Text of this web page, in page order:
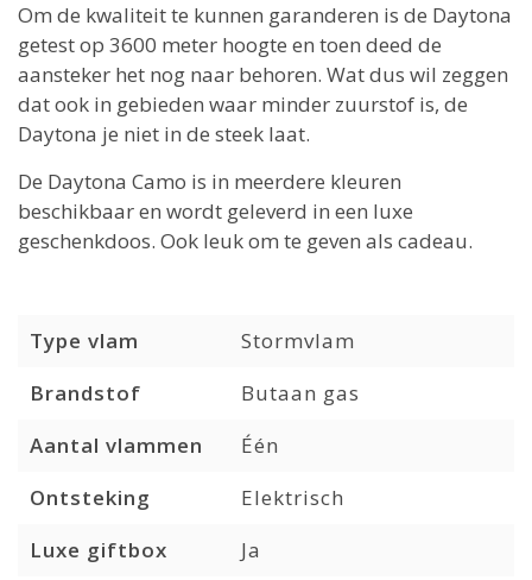
Om de kwaliteit te kunnen garanderen is de Daytona
getest op 3600 meter hoogte en toen deed de
aansteker het nog naar behoren. Wat dus wil zeggen
dat ook in gebieden waar minder zuurstof is, de
Daytona je niet in de steek laat.
De Daytona Camo is in meerdere kleuren
beschikbaar en wordt geleverd in een luxe
geschenkdoos. Ook leuk om te geven als cadeau.
Type vlam
Stormvlam
Brandstof
Butaan gas
Aantal vlammen
Één
Ontsteking
Elektrisch
Luxe giftbox
Ja